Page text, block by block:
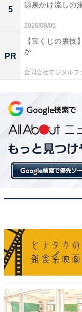
5
源泉かけ流しの
2026/08/05
PR
【宝くじの裏技
か
合同会社デジタルフ